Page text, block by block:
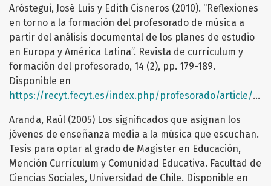
Aróstegui, José Luis y Edith Cisneros (2010). “Reflexiones
en torno a la formación del profesorado de música a
partir del análisis documental de los planes de estudio
en Europa y América Latina”. Revista de currículum y
formación del profesorado, 14 (2), pp. 179-189.
Disponible en
https://recyt.fecyt.es/index.php/profesorado/article/viewFile/42665/24570
Aranda, Raúl (2005) Los significados que asignan los
jóvenes de enseñanza media a la música que escuchan.
Tesis para optar al grado de Magister en Educación,
Mención Currículum y Comunidad Educativa. Facultad de
Ciencias Sociales, Universidad de Chile. Disponible en